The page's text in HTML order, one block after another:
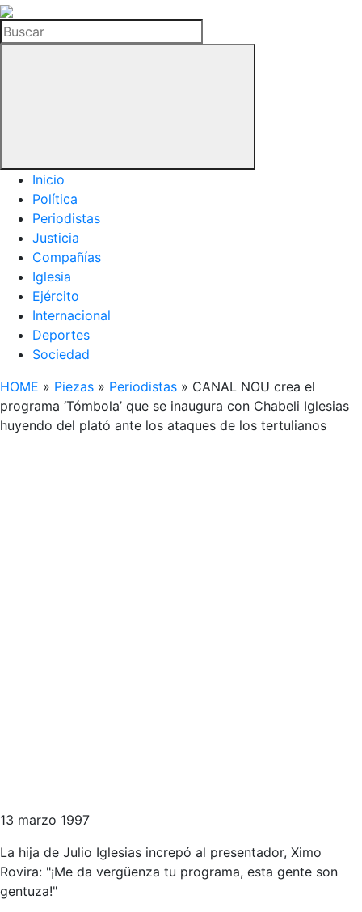
La
Hemeroteca
del
Buscar
Inicio
Política
Periodistas
Justicia
Compañías
Iglesia
Ejército
Internacional
Deportes
Sociedad
HOME » Piezas » Periodistas » CANAL NOU crea el
programa ‘Tómbola’ que se inaugura con Chabeli Iglesias
huyendo del plató ante los ataques de los tertulianos
13 marzo 1997
La hija de Julio Iglesias increpó al presentador, Ximo
Rovira: "¡Me da vergüenza tu programa, esta gente son
gentuza!"